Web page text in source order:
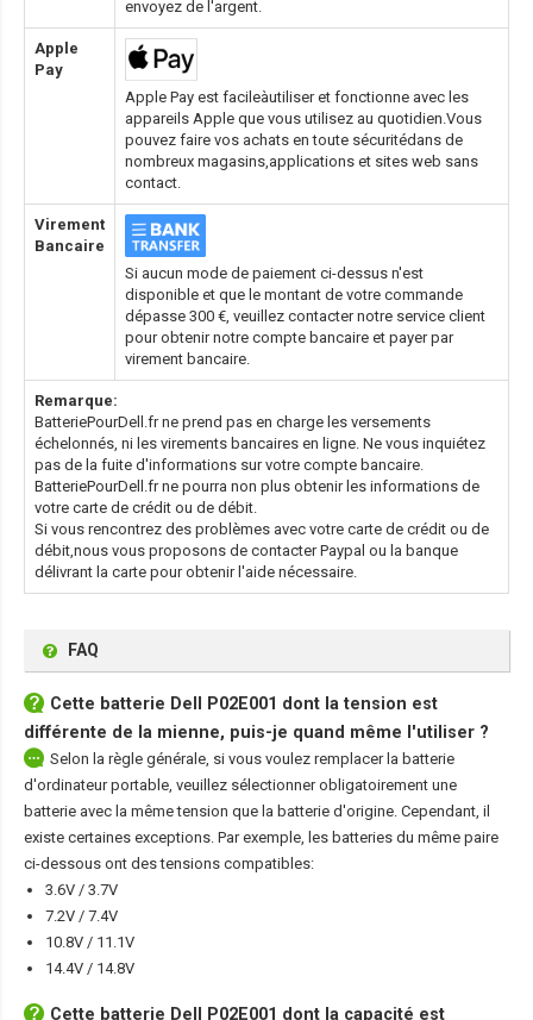
envoyez de l'argent.
Apple
Pay
Apple Pay est facileàutiliser et fonctionne avec les
appareils Apple que vous utilisez au quotidien.Vous
pouvez faire vos achats en toute sécuritédans de
nombreux magasins,applications et sites web sans
contact.
Virement
Bancaire
Si aucun mode de paiement ci-dessus n'est
disponible et que le montant de votre commande
dépasse 300 €, veuillez contacter notre service client
pour obtenir notre compte bancaire et payer par
virement bancaire.
Remarque:
BatteriePourDell.fr ne prend pas en charge les versements
échelonnés, ni les virements bancaires en ligne. Ne vous inquiétez
pas de la fuite d'informations sur votre compte bancaire.
BatteriePourDell.fr ne pourra non plus obtenir les informations de
votre carte de crédit ou de débit.
Si vous rencontrez des problèmes avec votre carte de crédit ou de
débit,nous vous proposons de contacter Paypal ou la banque
délivrant la carte pour obtenir l'aide nécessaire.
FAQ
Cette batterie Dell P02E001 dont la tension est
différente de la mienne, puis-je quand même l'utiliser ?
Selon la règle générale, si vous voulez remplacer la batterie
d'ordinateur portable, veuillez sélectionner obligatoirement une
batterie avec la même tension que la batterie d'origine. Cependant, il
existe certaines exceptions. Par exemple, les batteries du même paire
ci-dessous ont des tensions compatibles:
3.6V / 3.7V
7.2V / 7.4V
10.8V / 11.1V
14.4V / 14.8V
Cette batterie Dell P02E001 dont la capacité est